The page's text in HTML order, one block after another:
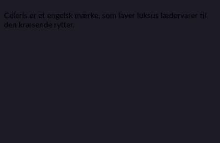
Celeris er et engelsk mærke, som laver luksus lædervarer til
den kræsende rytter.